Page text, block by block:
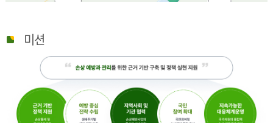
미션